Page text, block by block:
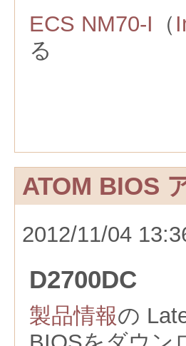
ECS NM70-I （
る
ATOM BIOS
2012/11/04
D2700DC
製品情報の